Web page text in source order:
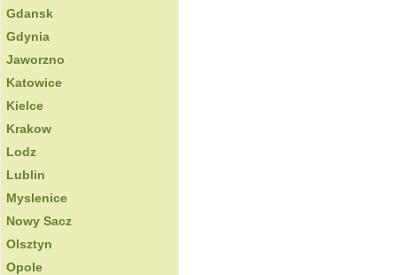
Gdansk
Gdynia
Jaworzno
Katowice
Kielce
Krakow
Lodz
Lublin
Myslenice
Nowy Sacz
Olsztyn
Opole